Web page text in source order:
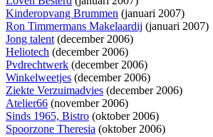
Kinderopvang Brummen (januari 2007)
Ron Timmermans Makelaardij (januari 2007)
Jong talent(december 2006)
Heliotech (december 2006)
Pvdrechtwerk (december 2006)
Winkelweetjes (december 2006)
Ziekte Verzuimadvies (december 2006)
Atelier66 (november 2006)
Sinds 1965, Bistro (oktober 2006)
Spoorzone Theresia (oktober 2006)